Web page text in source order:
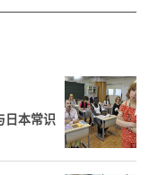
日本常识